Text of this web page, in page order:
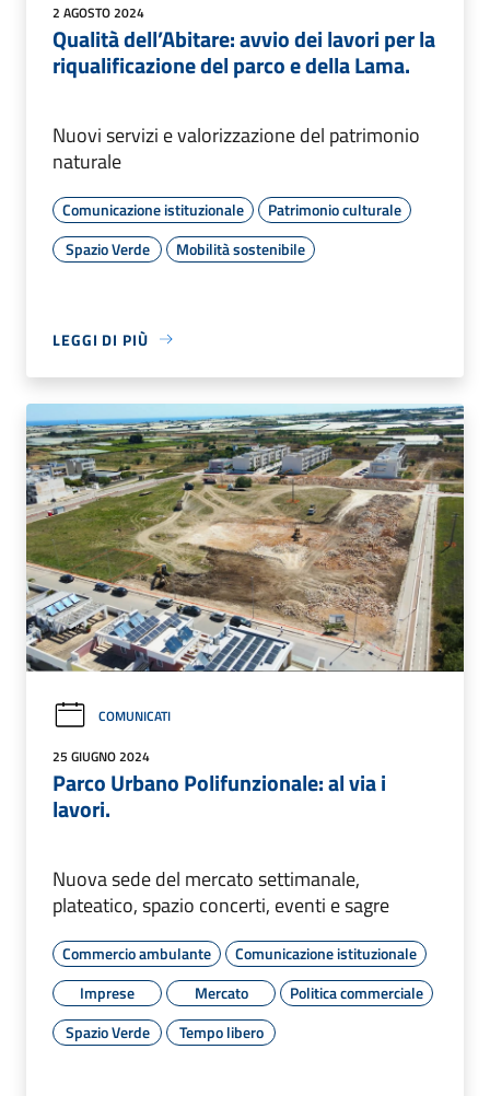
2 AGOSTO 2024
Qualità dell’Abitare: avvio dei lavori per la
riqualificazione del parco e della Lama.
Nuovi servizi e valorizzazione del patrimonio
naturale
Comunicazione istituzionale
Patrimonio culturale
Spazio Verde
Mobilità sostenibile
LEGGI DI PIÙ
COMUNICATI
25 GIUGNO 2024
Parco Urbano Polifunzionale: al via i
lavori.
Nuova sede del mercato settimanale,
plateatico, spazio concerti, eventi e sagre
Commercio ambulante
Comunicazione istituzionale
Imprese
Mercato
Politica commerciale
Spazio Verde
Tempo libero